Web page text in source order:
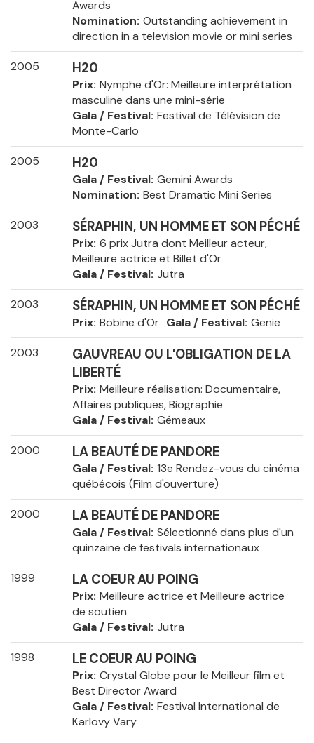
Awards
Nomination Outstanding achievement in
direction in a television movie or mini series
2005 H20
Prix Nymphe d'Or: Meilleure interprétation
masculine dans une mini-série
Gala / Festival Festival de Télévision de
Monte-Carlo
2005 H20
Gala / Festival Gemini Awards
Nomination Best Dramatic Mini Series
2003 SÉRAPHIN, UN HOMME ET SON PÉCHÉ
Prix 6 prix Jutra dont Meilleur acteur,
Meilleure actrice et Billet d'Or
Gala / Festival Jutra
2003 SÉRAPHIN, UN HOMME ET SON PÉCHÉ
Prix Bobine d'Or Gala / Festival Genie
2003
GAUVREAU OU L'OBLIGATION DE LA
LIBERTÉ
Prix Meilleure réalisation: Documentaire,
Affaires publiques, Biographie
Gala / Festival Gémeaux
2000 LA BEAUTÉ DE PANDORE
Gala / Festival 13e Rendez-vous du cinéma
québécois (Film d'ouverture)
2000 LA BEAUTÉ DE PANDORE
Gala / Festival Sélectionné dans plus d'un
quinzaine de festivals internationaux
1999 LA COEUR AU POING
Prix Meilleure actrice et Meilleure actrice
de soutien
Gala / Festival Jutra
1998 LE COEUR AU POING
Prix Crystal Globe pour le Meilleur film et
Best Director Award
Gala / Festival Festival International de
Karlovy Vary